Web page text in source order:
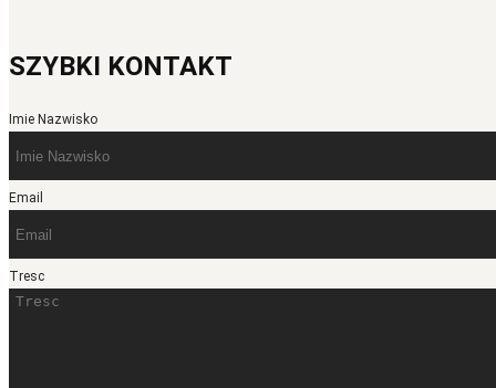
SZYBKI KONTAKT
Imie Nazwisko
Email
Tresc